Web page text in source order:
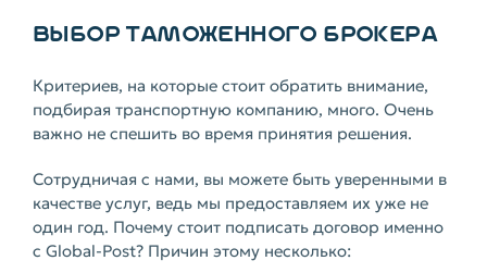
ВЫБОР ТАМОЖЕННОГО БРОКЕРА
Критериев, на которые стоит обратить внимание,
подбирая транспортную компанию, много. Очень
важно не спешить во время принятия решения.
Сотрудничая с нами, вы можете быть уверенными в
качестве услуг, ведь мы предоставляем их уже не
один год. Почему стоит подписать договор именно
с Global-Post? Причин этому несколько: